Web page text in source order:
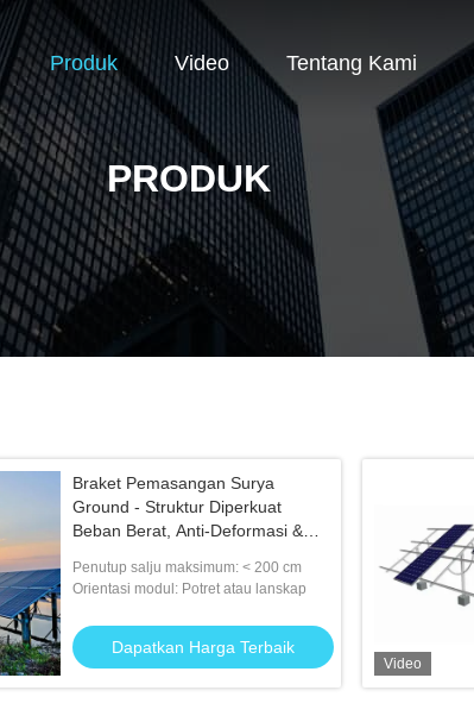
Produk Video Tentang Kami
PRODUK
Braket Pemasangan Surya
Ground - Struktur Diperkuat
Beban Berat, Anti-Deformasi &
Penutup salju maksimum: < 200 cm
Orientasi modul: Potret atau lanskap
Dapatkan Harga Terbaik
Video